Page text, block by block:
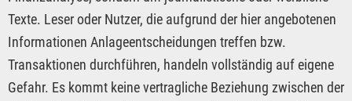
Texte. Leser oder Nutzer, die aufgrund der hier angebotenen
Informationen Anlageentscheidungen treffen bzw.
Transaktionen durchführen, handeln vollständig auf eigene
Gefahr. Es kommt keine vertragliche Beziehung zwischen der